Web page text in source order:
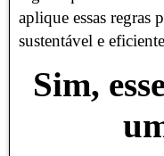
aplique essas regras
sustentável e
Sim,